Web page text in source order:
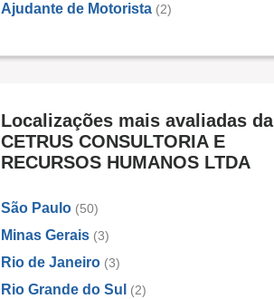
Ajudante de Motorista (2)
Localizações mais avaliadas da
CETRUS CONSULTORIA E
RECURSOS HUMANOS LTDA
São Paulo (50)
Minas Gerais (3)
Rio de Janeiro (3)
Rio Grande do Sul (2)